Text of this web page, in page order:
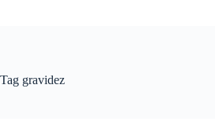
Tag gravidez